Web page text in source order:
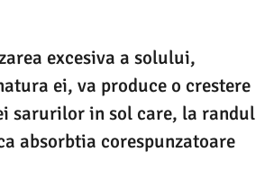
excesiva a solului,
ei, va produce o crestere
sarurilor in sol care, la randul
absorbtia corespunzatoare